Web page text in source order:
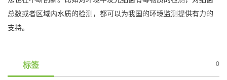
总数或者区域内水质的检测，都可以为我国的环境监测提供有力的
支持。
标签 0